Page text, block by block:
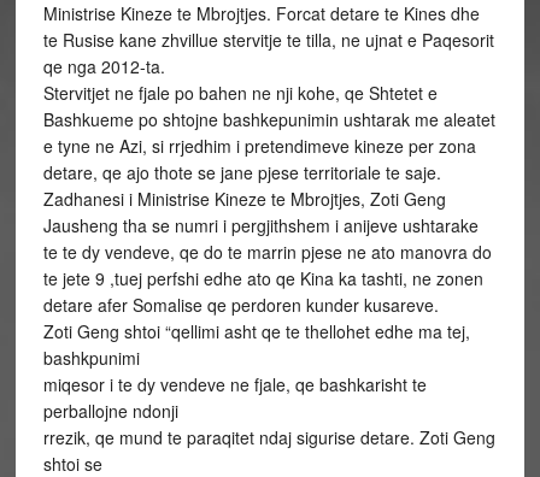
Ministrise Kineze te Mbrojtjes. Forcat detare te Kines dhe
te Rusise kane zhvillue stervitje te tilla, ne ujnat e Paqesorit
qe nga 2012-ta.
Stervitjet ne fjale po bahen ne nji kohe, qe Shtetet e
Bashkueme po shtojne bashkepunimin ushtarak me aleatet
e tyne ne Azi, si rrjedhim i pretendimeve kineze per zona
detare, qe ajo thote se jane pjese territoriale te saje.
Zadhanesi i Ministrise Kineze te Mbrojtjes, Zoti Geng
Jausheng tha se numri i pergjithshem i anijeve ushtarake
te te dy vendeve, qe do te marrin pjese ne ato manovra do
te jete 9 ,tuej perfshi edhe ato qe Kina ka tashti, ne zonen
detare afer Somalise qe perdoren kunder kusareve.
Zoti Geng shtoi “qellimi asht qe te thellohet edhe ma tej,
bashkpunimi
miqesor i te dy vendeve ne fjale, qe bashkarisht te
perballojne ndonji
rrezik, qe mund te paraqitet ndaj sigurise detare. Zoti Geng
shtoi se